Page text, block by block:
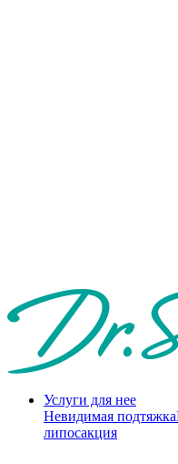
Услуги для нее
Невидимая подтяжка
липосакция